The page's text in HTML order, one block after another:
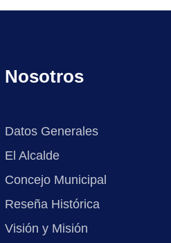
Nosotros
Datos Generales
El Alcalde
Concejo Municipal
Reseña Histórica
Visión y Misión